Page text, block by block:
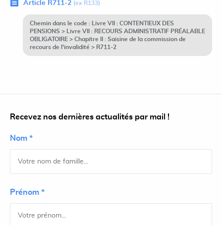
Article R711-2 (ex R133)
Chemin dans le code : Livre VII : CONTENTIEUX DES
PENSIONS > Livre VII : RECOURS ADMINISTRATIF PRÉALABLE
OBLIGATOIRE > Chapitre II : Saisine de la commission de
recours de l'invalidité > R711-2
Recevez nos dernières actualités par mail !
Nom *
Prénom *